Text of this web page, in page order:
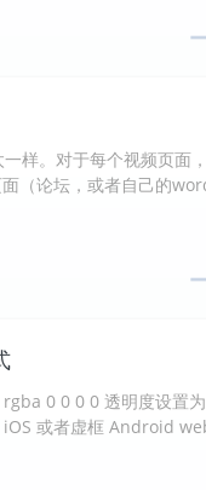
样。对于每个视频页面
（论坛，或者自己的
0 0 0 0 透明度设置为
iOS 或者虚框 Android